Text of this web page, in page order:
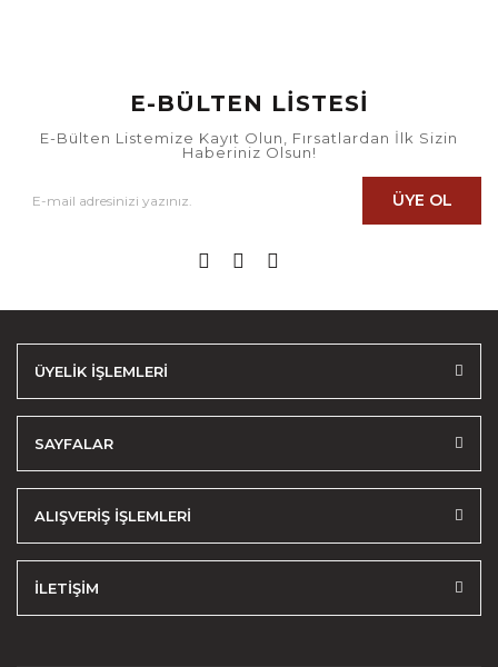
E-BÜLTEN LİSTESİ
E-Bülten Listemize Kayıt Olun, Fırsatlardan İlk Sizin
Haberiniz Olsun!
ÜYE OL
ÜYELİK İŞLEMLERİ
SAYFALAR
ALIŞVERİŞ İŞLEMLERİ
İLETİŞİM